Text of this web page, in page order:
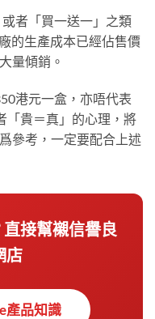
者「買一送一」之類
的生產成本已經佔售價
量傾銷。
港元一盒，亦唔代表
貴＝真」的心理，將
參考，一定要配合上述
接幫襯信譽良
店
產品知識